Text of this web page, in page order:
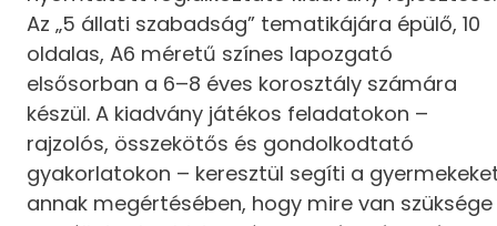
Az „5 állati szabadság” tematikájára épülő, 10
oldalas, A6 méretű színes lapozgató
elsősorban a 6–8 éves korosztály számára
készül. A kiadvány játékos feladatokon –
rajzolós, összekötős és gondolkodtató
gyakorlatokon – keresztül segíti a
annak megértésében, hogy mire van szüksége